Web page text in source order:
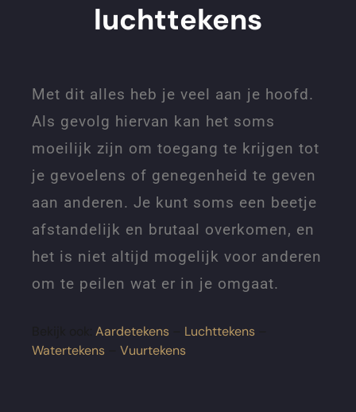
luchttekens
Met dit alles heb je veel aan je hoofd.
Als gevolg hiervan kan het soms
moeilijk zijn om toegang te krijgen tot
je gevoelens of genegenheid te geven
aan anderen. Je kunt soms een beetje
afstandelijk en brutaal overkomen, en
het is niet altijd mogelijk voor anderen
om te peilen wat er in je omgaat.
Aardetekens Luchttekens
Watertekens
Vuurtekens